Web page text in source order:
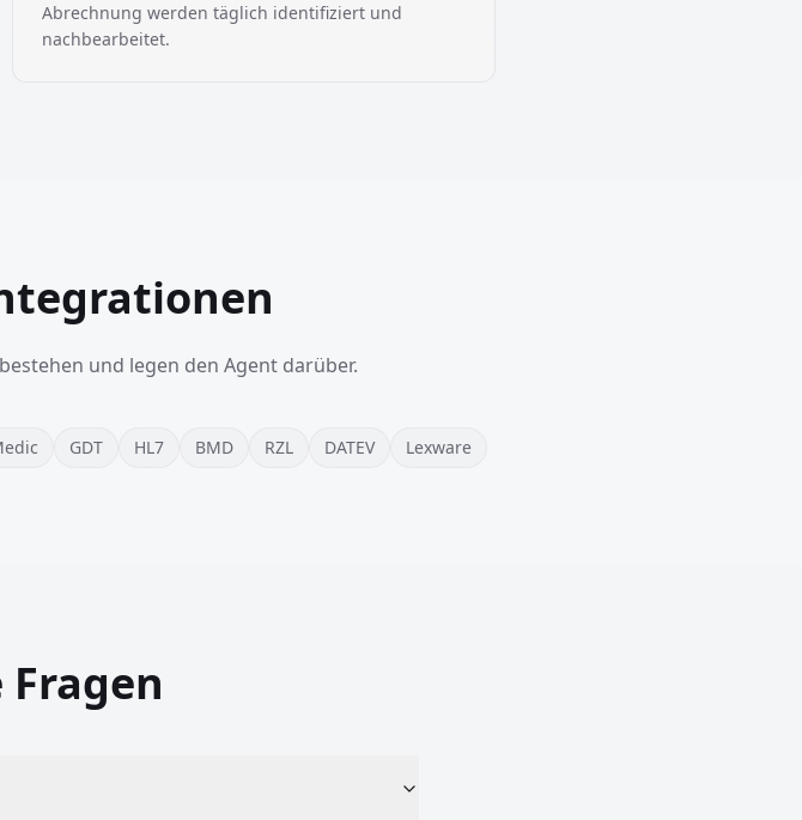
Abrechnung werden täglich identifiziert und
nachbearbeitet.
und legen den Agent darüber.
GDT HL7 BMD RZL DATEV Lexware